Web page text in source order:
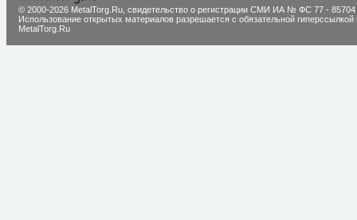
© 2000-2026 MetalTorg.Ru, cвидетельство о регистрации СМИ ИА № ФС 77 - 85704
Использование открытых материалов разрешается с обязательной гиперссылкой
MetalTorg.Ru